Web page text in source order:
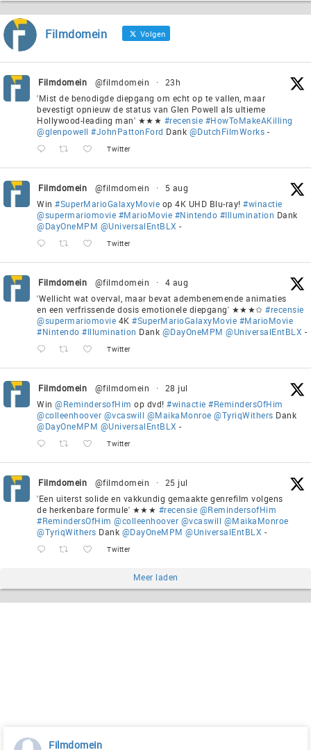
Filmdomein Volgen
Filmdomein @filmdomein ·
23h
'Mist de benodigde diepgang om echt op te vallen, maar
bevestigt opnieuw de status van Glen Powell als ultieme
Hollywood-leading man' ★★★ #recensie #HowToMakeAKilling
@glenpowell #JohnPattonFord Dank @DutchFilmWorks -
Twitter
Filmdomein @filmdomein ·
5 aug
Win #SuperMarioGalaxyMovie op 4K UHD Blu-ray! #winactie
@supermariomovie #MarioMovie #Nintendo #Illumination Dank
@DayOneMPM @UniversalEntBLX -
Twitter
Filmdomein @filmdomein ·
4 aug
'Wellicht wat overval, maar bevat adembenemende animaties
en een verfrissende dosis emotionele diepgang' ★★★✩ #recensie
@supermariomovie 4K #SuperMarioGalaxyMovie #MarioMovie
#Nintendo #Illumination Dank @DayOneMPM @UniversalEntBLX -
Twitter
Filmdomein @filmdomein ·
28 jul
Win @RemindersofHim op dvd! #winactie #RemindersOfHim
@colleenhoover @vcaswill @MaikaMonroe @TyriqWithers Dank
@DayOneMPM @UniversalEntBLX -
Twitter
Filmdomein @filmdomein ·
25 jul
'Een uiterst solide en vakkundig gemaakte genrefilm volgens
de herkenbare formule' ★★★ #recensie @RemindersofHim
#RemindersOfHim @colleenhoover @vcaswill @MaikaMonroe
@TyriqWithers Dank @DayOneMPM @UniversalEntBLX -
Twitter
Meer laden
Filmdomein